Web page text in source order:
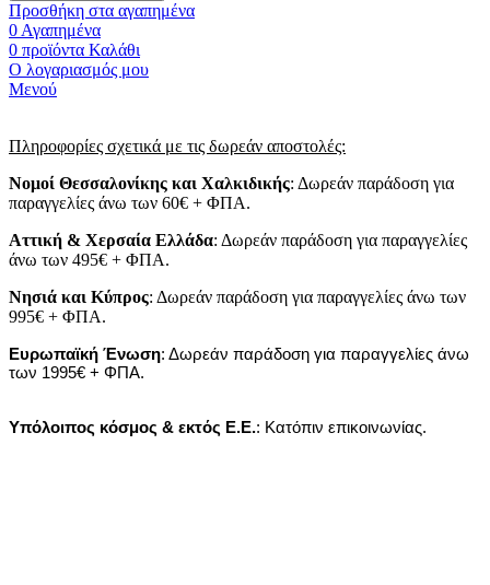
Προσθήκη στα αγαπημένα
0 Αγαπημένα
0 προϊόντα Καλάθι
Ο λογαριασμός μου
Μενού
Πληροφορίες σχετικά με τις δωρεάν αποστολές:
Νομοί Θεσσαλονίκης και Χαλκιδικής: Δωρεάν παράδοση για
παραγγελίες άνω των 60€ + ΦΠΑ.
Αττική & Χερσαία Ελλάδα: Δωρεάν παράδοση για παραγγελίες
άνω των 495€ + ΦΠΑ.
Νησιά και Κύπρος: Δωρεάν παράδοση για παραγγελίες άνω των
995€ + ΦΠΑ.
Ευρωπαϊκή Ένωση: Δωρεάν παράδοση για παραγγελίες άνω
των 1995€ + ΦΠΑ.
Υπόλοιπος κόσμος & εκτός Ε.Ε.: Κατόπιν επικοινωνίας.